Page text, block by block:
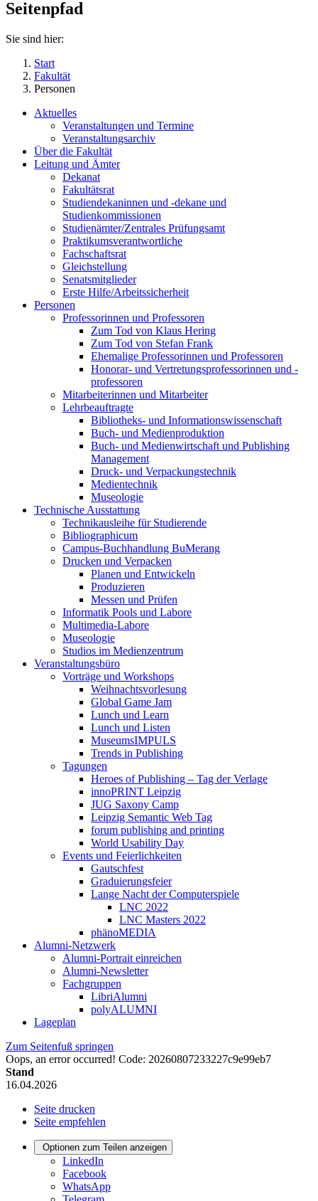
Seitenpfad
Sie sind hier:
Start
Fakultät
Personen
Aktuelles
Veranstaltungen und Termine
Veranstaltungsarchiv
Über die Fakultät
Leitung und Ämter
Dekanat
Fakultätsrat
Studiendekaninnen und -dekane und
Studienkommissionen
Studienämter/Zentrales Prüfungsamt
Praktikumsverantwortliche
Fachschaftsrat
Gleichstellung
Senatsmitglieder
Erste Hilfe/Arbeitssicherheit
Personen
Professorinnen und Professoren
Zum Tod von Klaus Hering
Zum Tod von Stefan Frank
Ehemalige Professorinnen und Professoren
Honorar- und Vertretungsprofessorinnen und -
professoren
Mitarbeiterinnen und Mitarbeiter
Lehrbeauftragte
Bibliotheks- und Informationswissenschaft
Buch- und Medienproduktion
Buch- und Medienwirtschaft und Publishing
Management
Druck- und Verpackungstechnik
Medientechnik
Museologie
Technische Ausstattung
Technikausleihe für Studierende
Bibliographicum
Campus-Buchhandlung BuMerang
Drucken und Verpacken
Planen und Entwickeln
Produzieren
Messen und Prüfen
Informatik Pools und Labore
Multimedia-Labore
Museologie
Studios im Medienzentrum
Veranstaltungsbüro
Vorträge und Workshops
Weihnachtsvorlesung
Global Game Jam
Lunch und Learn
Lunch und Listen
MuseumsIMPULS
Trends in Publishing
Tagungen
Heroes of Publishing – Tag der Verlage
innoPRINT Leipzig
JUG Saxony Camp
Leipzig Semantic Web Tag
forum publishing and printing
World Usability Day
Events und Feierlichkeiten
Gautschfest
Graduierungsfeier
Lange Nacht der Computerspiele
LNC 2022
LNC Masters 2022
phänoMEDIA
Alumni-Netzwerk
Alumni-Portrait einreichen
Alumni-Newsletter
Fachgruppen
LibriAlumni
polyALUMNI
Lageplan
Zum Seitenfuß springen
Oops, an error occurred! Code: 20260807233227c9e99eb7
Stand
16.04.2026
Seite drucken
Seite empfehlen
Optionen zum Teilen anzeigen
LinkedIn
Facebook
WhatsApp